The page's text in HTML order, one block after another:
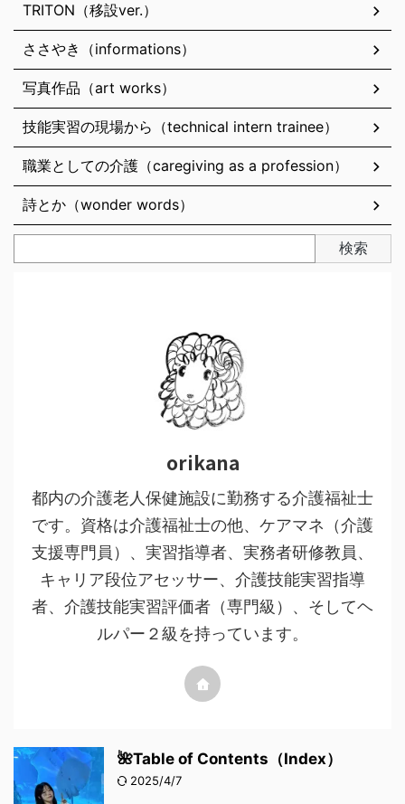
TRITON（移設ver.）
ささやき（informations）
写真作品（art works）
技能実習の現場から（technical intern trainee）
職業としての介護（caregiving as a profession）
詩とか（wonder words）
検索
orikana
都内の介護老人保健施設に勤務する介護福祉士
です。資格は介護福祉士の他、ケアマネ（介護
支援専門員）、実習指導者、実務者研修教員、
キャリア段位アセッサー、介護技能実習指導
者、介護技能実習評価者（専門級）、そしてヘ
ルパー２級を持っています。
🌺Table of Contents（Index）
2025/4/7